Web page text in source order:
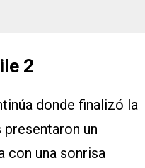
2
donde finalizó la
un
con una sonrisa